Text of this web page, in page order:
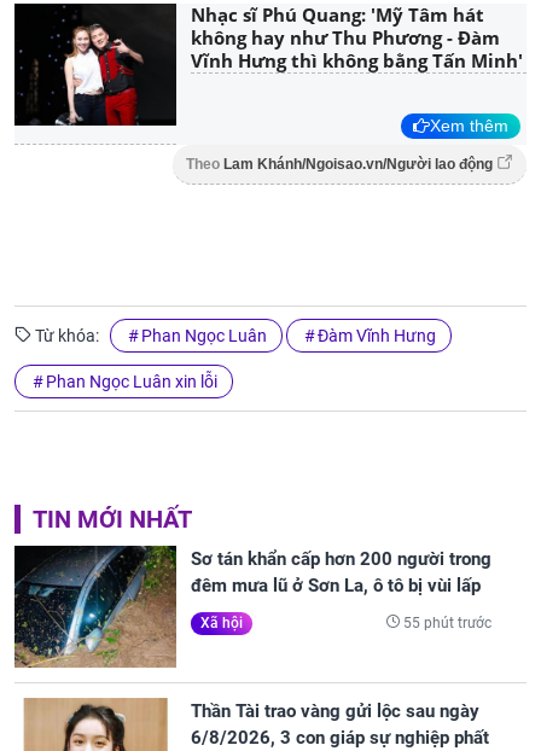
Nhạc sĩ Phú Quang: 'Mỹ Tâm hát
không hay như Thu Phương - Đàm
Vĩnh Hưng thì không bằng Tấn Minh'
Xem thêm
Theo Lam Khánh/Ngoisao.vn/Người lao động
Từ khóa: Phan Ngọc Luân Đàm Vĩnh Hưng
Phan Ngọc Luân xin lỗi
TIN MỚI NHẤT
Sơ tán khẩn cấp hơn 200 người trong
đêm mưa lũ ở Sơn La, ô tô bị vùi lấp
Xã hội 55 phút trước
Thần Tài trao vàng gửi lộc sau ngày
6/8/2026, 3 con giáp sự nghiệp phất